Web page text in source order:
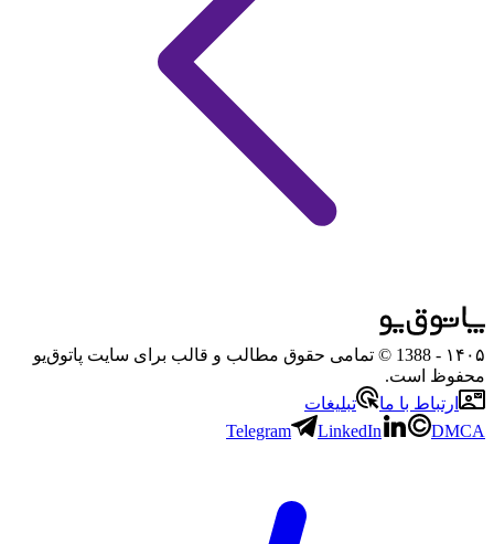
۱۴۰۵
- 1388 © تمامی حقوق مطالب و قالب برای سایت پاتوق‌یو
محفوظ است.
ارتباط با ما
تبلیغات
Telegram
LinkedIn DMCA